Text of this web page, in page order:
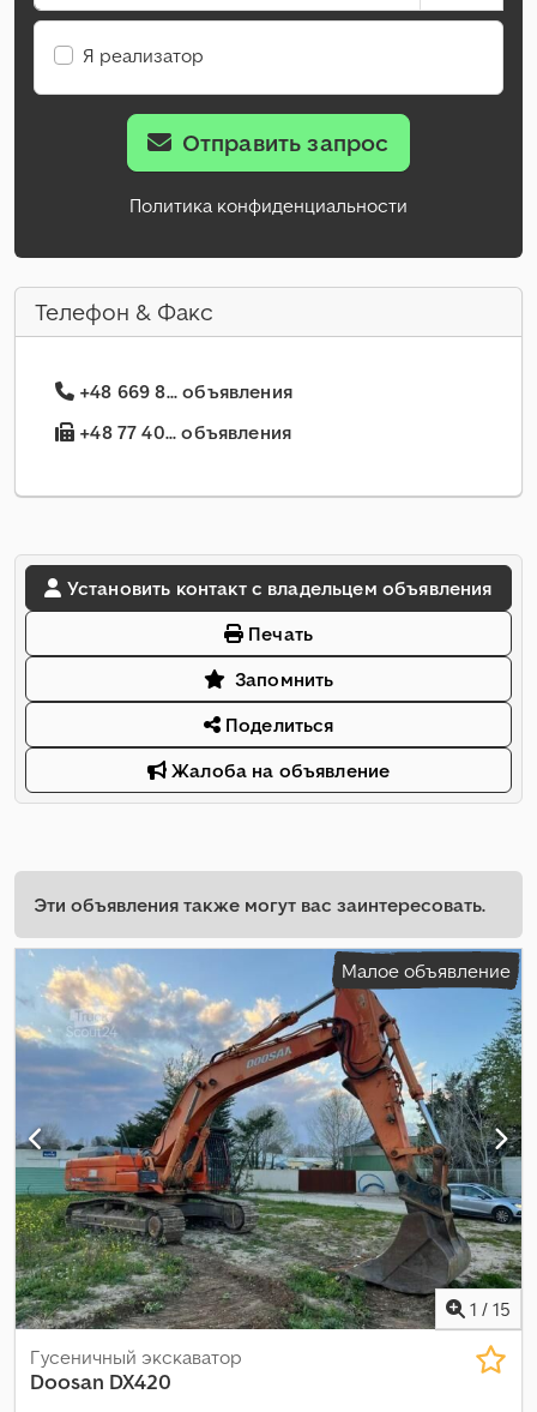
Я реализатор
Отправить запрос
Политика конфиденциальности
Телефон & Факс
+48 669 8... объявления
+48 77 40... объявления
Установить контакт с владельцем объявления
Печать
Запомнить
Поделиться
Жалоба на объявление
Эти объявления также могут вас заинтересовать.
Малое объявление
1 / 15
Гусеничный экскаватор
Doosan DX420